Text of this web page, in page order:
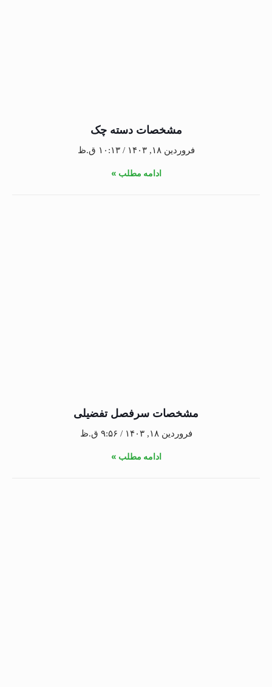
مشخصات دسته چک
فروردین ۱۸, ۱۴۰۳ ۱۰:۱۳ ق.ظ
ادامه مطلب »
مشخصات سرفصل تفضیلی
فروردین ۱۸, ۱۴۰۳
ادامه مطلب »